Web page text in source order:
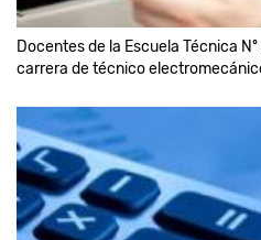
Docentes de la Escuela Técnica
carrera de técnico